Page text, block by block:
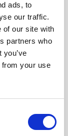
ads, to
our traffic.
of our site with
partners who
from your use